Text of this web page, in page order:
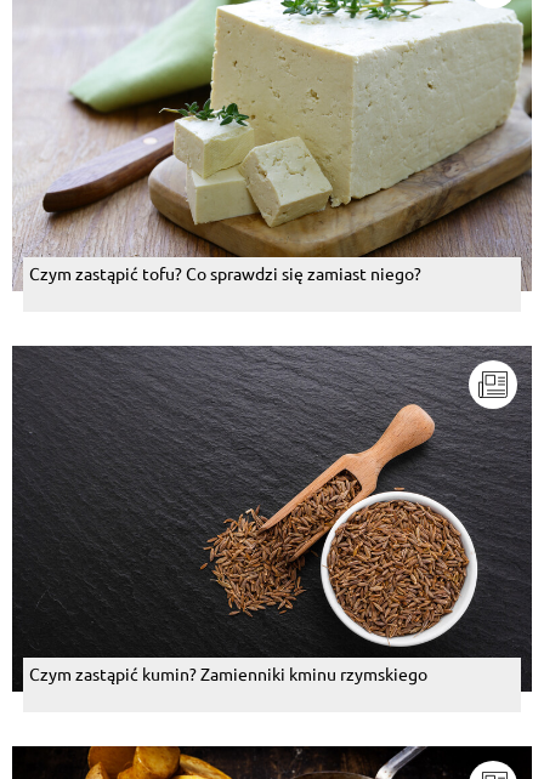
Czym zastąpić tofu? Co sprawdzi się zamiast niego?
Czym zastąpić kumin? Zamienniki kminu rzymskiego